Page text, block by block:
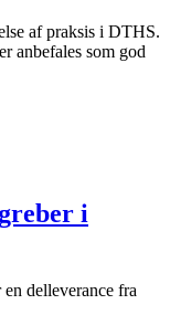
af praksis i DTHS.
anbefales som god
i
delleverance fra